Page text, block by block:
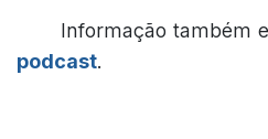
Informação também
podcast.